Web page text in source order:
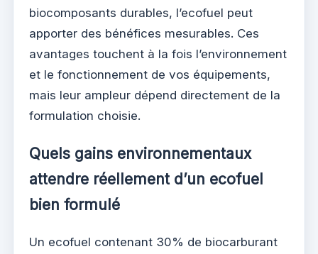
biocomposants durables, l’ecofuel peut
apporter des bénéfices mesurables. Ces
avantages touchent à la fois l’environnement
et le fonctionnement de vos équipements,
mais leur ampleur dépend directement de la
formulation choisie.
Quels gains environnementaux
attendre réellement d’un ecofuel
bien formulé
Un ecofuel contenant 30% de biocarburant